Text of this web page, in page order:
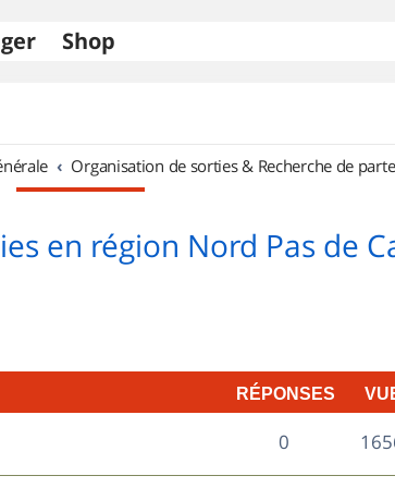
Shop
Organisation de sorties & Recherche de
en région Nord Pas de
RÉPONSES
0R
é